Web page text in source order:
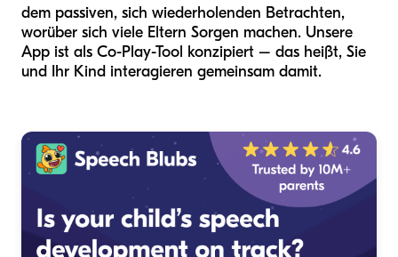
dem passiven, sich wiederholenden Betrachten,
worüber sich viele Eltern Sorgen machen. Unsere
App ist als Co-Play-Tool konzipiert – das heißt, Sie
und Ihr Kind interagieren gemeinsam damit.